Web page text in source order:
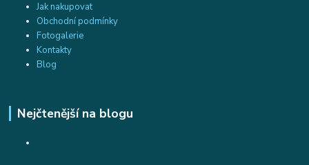
Jak nakupovat
Obchodní podmínky
Fotogalerie
Kontakty
Blog
Nejčtenější na blogu